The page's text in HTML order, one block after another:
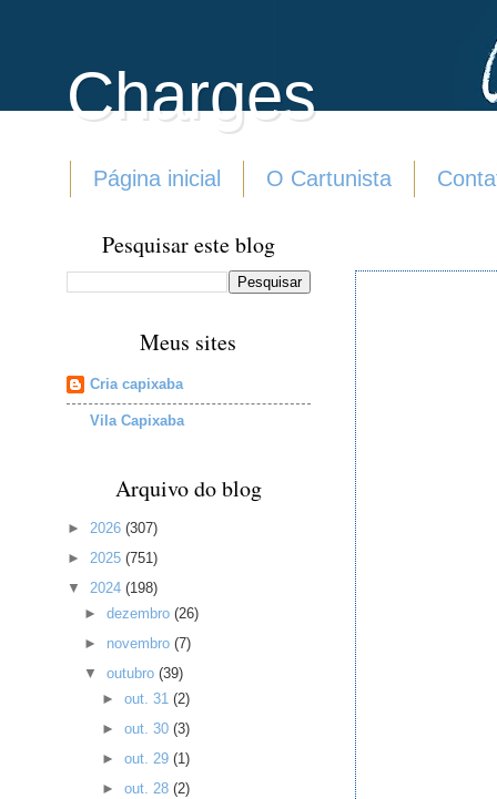
Charges
Página inicial O Cartunista
Pesquisar este blog
Meus sites
Cria capixaba
Vila Capixaba
Arquivo do blog
► 2026 (307)
► 2025 (751)
▼ 2024 (198)
►dezembro(26)
► novembro(7)
▼outubro(39)
► out. 31 (2)
► out. 30 (3)
► out. 29 (1)
► out. 28 (2)